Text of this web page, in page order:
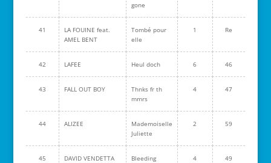
gone
41
LA FOUINE feat.
AMEL BENT
Tombé pour
elle
1 Re
42 LAFEE Heul doch 6 46
43 FALL OUT BOY
Thnks fr th
mmrs
4 47
44 ALIZEE
Mademoiselle
Juliette
2 59
45
DAVID VENDETTA
Bleeding
4 49